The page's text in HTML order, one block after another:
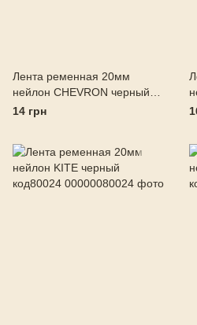
Лента ременная 20мм
нейлон CHEVRON черный
код80113
14 грн